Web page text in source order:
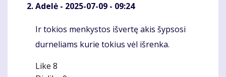
Adelė - 2025-07-09 - 09:24
Komentaras
Ir tokios menkystos išvertę akis šypsosi
durneliams kurie tokius vėl išrenka.
Like 8